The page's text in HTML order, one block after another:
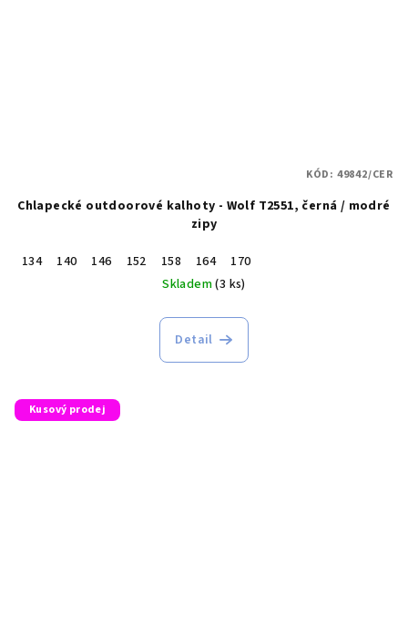
Chlapecké outdoorové kalhoty - Wolf T2551, černá / modré
zipy
134 140 146 152 158 164
170
Skladem(3 ks)
Detail
KÓD: 49842/CER
Kusový prodej